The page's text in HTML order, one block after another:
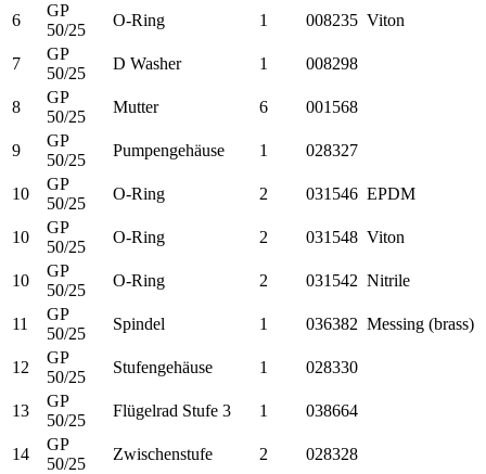
6
GP
50/25
O-Ring 1 008235 Viton
7
GP
50/25
D Washer 1 008298
8
GP
50/25
Mutter 6 001568
9
GP
50/25
Pumpengehäuse 1 028327
10
GP
50/25
O-Ring 2 031546 EPDM
10
GP
50/25
O-Ring 2 031548 Viton
10
GP
50/25
O-Ring 2 031542 Nitrile
11
GP
50/25
Spindel 1 036382 Messing (brass)
12
GP
50/25
Stufengehäuse 1 028330
13
GP
50/25
Flügelrad Stufe 3 1 038664
14
GP
50/25
Zwischenstufe 2 028328